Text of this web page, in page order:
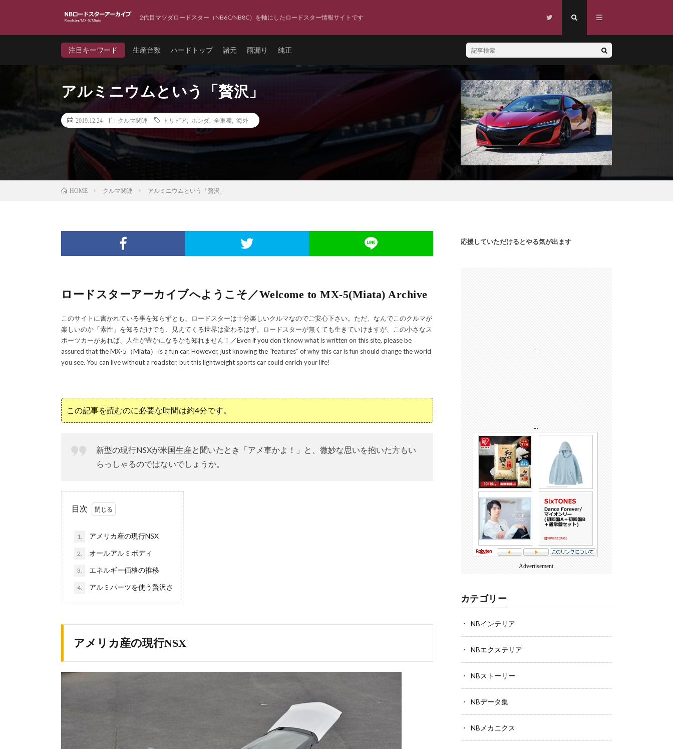
2代目マツダロードスター（NB6C/NB8C）を軸にしたロードスター情報サイトです
注目キーワード 生産台数 ハードトップ 諸元 雨漏り 純正
アルミニウムという「贅沢」
2019.12.24 クルマ関連 トリビア ホンダ 全車種 海外
HOME クルマ関連 アルミニウムという「贅沢」
ロードスターアーカイブへようこそ／Welcome to MX-5(Miata) Archive
このサイトに書かれている事を知らずとも、ロードスターは十分楽しいクルマなのでご安心下さい。ただ、なんでこのクルマが
楽しいのか「素性」を知るだけでも、見えてくる世界は変わるはず。ロードスターが無くても生きていけますが、この小さなス
ポーツカーがあれば、人生が豊かになるかも知れません！／Even if you don’t know what is written on this site, please be
assured that the MX-5（Miata） is a fun car. However, just knowing the “features” of why this car is fun should change the world
you see. You can live without a roadster, but this lightweight sports car could enrich your life!
この記事を読むのに必要な時間は約4分です。
新型の現行NSXが米国生産と聞いたとき「アメ車かよ！」と、微妙な思いを抱いた方もい
らっしゃるのではないでしょうか。
目次
1. アメリカ産の現行NSX
2. オールアルミボディ
3. エネルギー価格の推移
4. アルミパーツを使う贅沢さ
アメリカ産の現行NSX
応援していただけるとやる気が出ます
--
--
Advertisement
カテゴリー
NBインテリア
NBエクステリア
NBストーリー
NBデータ集
NBメカニクス